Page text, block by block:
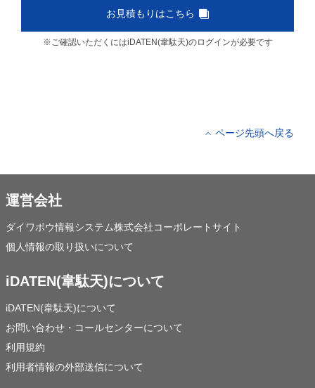
お見積もりはこちら
※ご確認いただくにはiDATEN(韋駄天)のログインが必要です
ページ先頭へ戻る
運営会社
ダイワボウ情報システム株式会社コーポレートサイト
個人情報の取り扱いについて
iDATEN(韋駄天)について
iDATEN(韋駄天)について
お問い合わせ・コールセンターについて
利用規約
利用者情報の外部送信について